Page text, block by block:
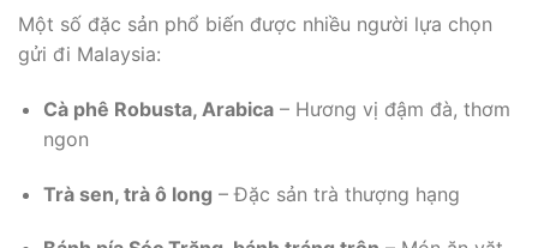
Một số đặc sản phổ biến được nhiều người lựa chọn
gửi đi Malaysia:
Cà phê Robusta, Arabica– Hương vị đậm đà, thơm
ngon
Trà sen, trà ô long – Đặc sản trà thượng hạng